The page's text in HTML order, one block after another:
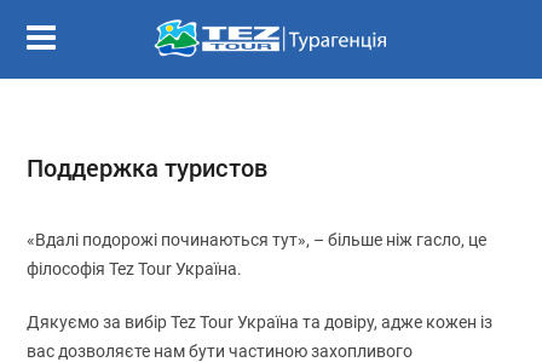
Поддержка туристов
«Вдалі подорожі починаються тут», – більше ніж гасло, це
філософія Tez Tour Україна.
Дякуємо за вибір Tez Tour Україна та довіру, адже кожен із
вас дозволяєте нам бути частиною захопливого